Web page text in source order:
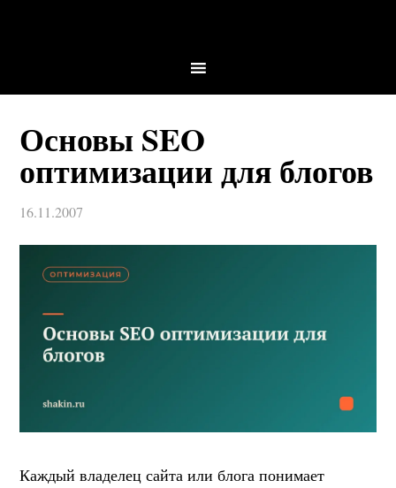
Основы SEO
оптимизации для блогов
16.11.2007
Каждый владелец сайта или блога понимает